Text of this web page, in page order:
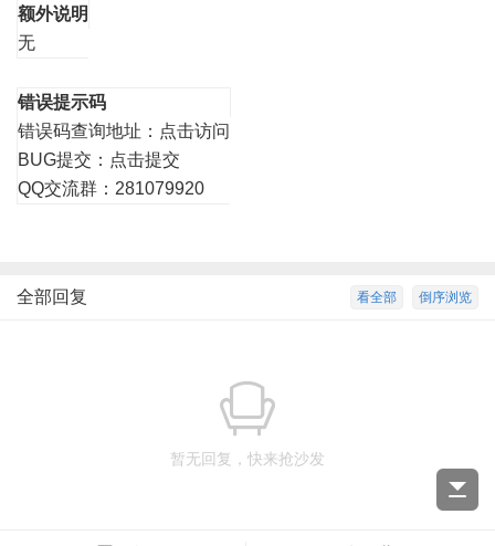
额外说明
无
错误提示码
错误码查询地址： 点击访问
BUG提交： 点击提交
QQ交流群：281079920
倒序浏览
看全部
全部回复
暂无回复，快来抢沙发